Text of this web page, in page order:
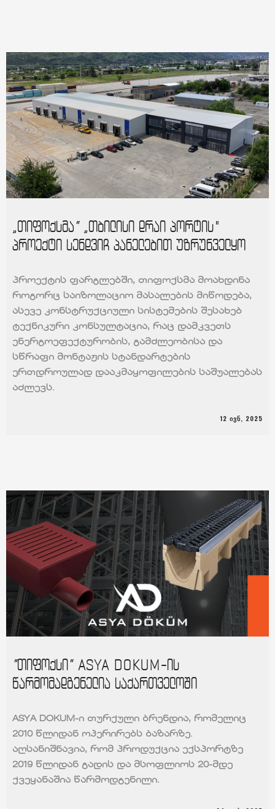
„თიფოქსმა“ „თბილისი დრაი პორტის"
პროექტი სენდვიჩ პანელებით უზრუნველყო
პროექტის ფარგლებში, თიფოქსმა მოახდინა
როგორც საიზოლაციო მასალების მიწოდება,
ასევე კონსტრუქციული სისტემების შესახებ
ტექნიკური კონსულტაცია, რაც დამკვეთს
ენერგოეფექტურობის, გამძლეობისა და
სწრაფი მონტაჟის სტანდარტების
ერთდროულად დააკმაყოფილების საშუალებას
აძლევს.
12 ᲘᲕᲜ, 2025
“თიფოქსი“ ASYA DOKUM-ის
წარმომადგენელია საქართველოში
ASYA DOKUM-ი თურქული ბრენდია, რომელიც
2010 წლიდან ოპერირებს ბაზარზე.
აღსანიშნავია, რომ პროდუქცია ექსპორტზე
2019 წლიდან გადის და მსოფლიოს 20-მდე
ქვეყანაშია წარმოდგენილი.